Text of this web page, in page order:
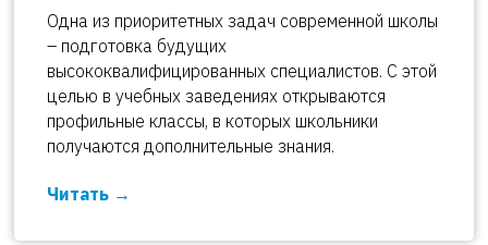
Одна из приоритетных задач современной школы
– подготовка будущих
высококвалифицированных специалистов. С этой
целью в учебных заведениях открываются
профильные классы, в которых школьники
получаются дополнительные знания.
Читать